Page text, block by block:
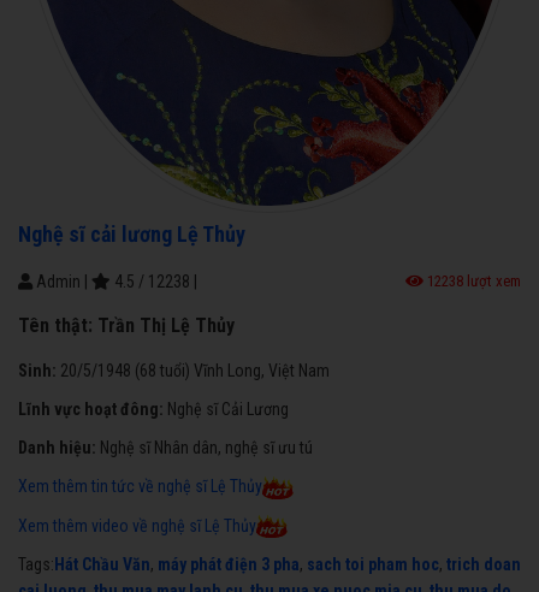
Nghệ sĩ cải lương Lệ Thủy
Admin 4.5 / 12238 12238 lượt xem
Tên thật: Trần Thị Lệ Thủy
Sinh: 20/5/1948 (68 tuổi) Vĩnh Long, Việt Nam
Lĩnh vực hoạt đông: Nghệ sĩ Cải Lương
Danh hiệu: Nghệ sĩ Nhân dân, nghệ sĩ ưu tú
Xem thêm tin tức về nghệ sĩ Lệ Thủy
Xem thêm video về nghệ sĩ Lệ Thủy
Tags: Hát Chầu Văn, máy phát điện 3 pha, sach toi pham hoc, trich doan